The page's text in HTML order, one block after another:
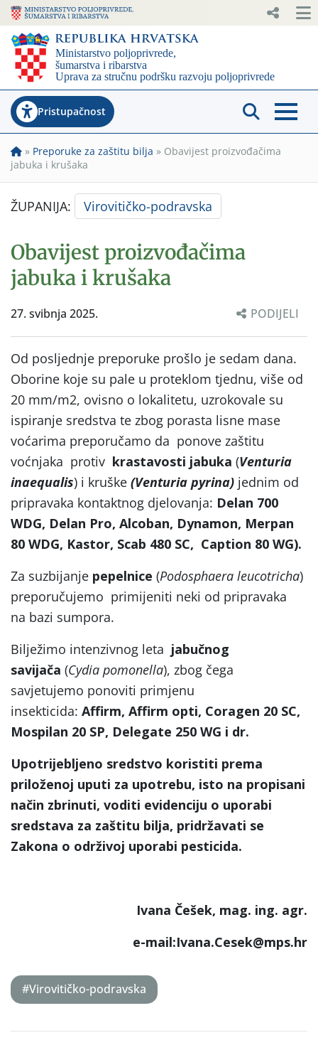
Pristupačnost
» Preporuke za zaštitu bilja » Obavijest proizvođačima
jabuka i krušaka
ŽUPANIJA: Virovitičko-podravska
Obavijest proizvođačima
jabuka i krušaka
27. svibnja 2025. PODIJELI
Od posljednje preporuke prošlo je sedam dana.
Oborine koje su pale u proteklom tjednu, više od
20 mm/m2, ovisno o lokalitetu, uzrokovale su
ispiranje sredstva te zbog porasta lisne mase
voćarima preporučamo da ponove zaštitu
voćnjaka protiv krastavosti jabuka (Venturia
inaequalis) i kruške (Venturia pyrina) jednim od
pripravaka kontaktnog djelovanja: Delan 700
WDG, Delan Pro, Alcoban, Dynamon, Merpan
80 WDG, Kastor, Scab 480 SC, Caption 80 WG).
Za suzbijanje pepelnice (Podosphaera leucotricha)
preporučujemo primijeniti neki od pripravaka
na bazi sumpora.
Bilježimo intenzivnog leta jabučnog
savijača (Cydia pomonella), zbog čega
savjetujemo ponoviti primjenu
insekticida: Affirm, Affirm opti, Coragen 20 SC,
Mospilan 20 SP, Delegate 250 WG i dr.
Upotrijebljeno sredstvo koristiti prema
priloženoj uputi za upotrebu, isto na propisani
način zbrinuti, voditi evidenciju o uporabi
sredstava za zaštitu bilja, pridržavati se
Zakona o održivoj uporabi pesticida.
Ivana Češek, mag. ing. agr.
e-mail:Ivana.Cesek@mps.hr
#Virovitičko-podravska